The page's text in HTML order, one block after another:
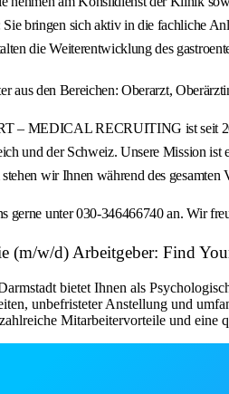
bringen sich aktiv in die fachliche
die Weiterentwicklung des
aus den Bereichen: Oberarzt,
MEDICAL RECRUITING ist seit
und der Schweiz. Unsere Mission ist
wir Ihnen während des
gerne unter 030-346466740 an. Wir
(m/w/d) Arbeitgeber: Find
bietet Ihnen als
unbefristeter Anstellung und
Mitarbeitervorteile und